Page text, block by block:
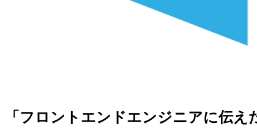
「フロントエンドエンジニアに伝